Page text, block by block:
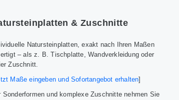
& Zuschnitte
Natursteinplatten, exakt nach Ihren Maßen
– als z. B. Tischplatte, Wandverkleidung oder
Zuschnitt.
Maße eingeben und Sofortangebot erhalten]
Sonderformen und komplexe Zuschnitte nehmen Sie